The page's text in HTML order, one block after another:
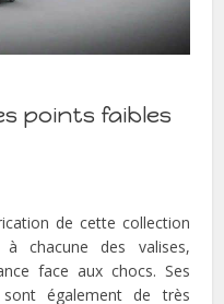
points faibles
de cette collection
chacune des valises,
face aux chocs. Ses
sont également de très